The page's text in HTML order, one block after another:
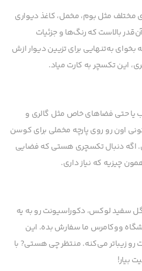
مختلف مثل بوم، مخمل، کاغذ دیواری
بالاست که رنگ‌ها و جزئیات
به‌تنهایی برای تزیین دیوار ازش
این تکسچر به کارت میاد.
یا حتی فضاهای خاص مثل گالری و
اون رو روی پارچه مخملی برای کوسن
اگه دنبال تکسچری هستی که فضایی
چیزیه که نیاز داری.
گل سفید لوکس، دکوراسیونت رو به یه
ووکامرس ما سفارش بده. این
رو زیباتر می‌کنه. منتظر چی هستی? با
بیار!